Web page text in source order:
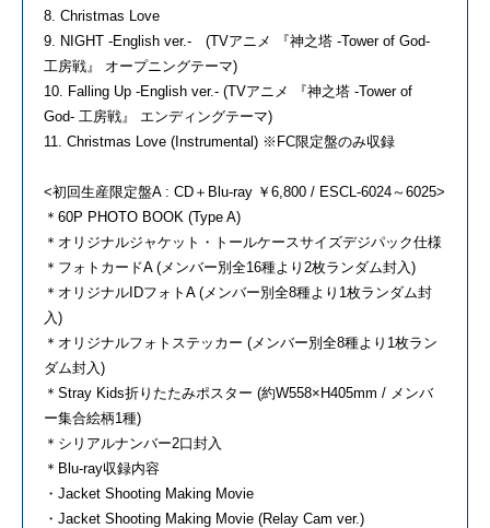
8. Christmas Love
9. NIGHT -English ver.- (TVアニメ 『神之塔 -Tower of God-
工房戦』 オープニングテーマ)
10. Falling Up -English ver.- (TVアニメ 『神之塔 -Tower of
God- 工房戦』 エンディングテーマ)
11. Christmas Love (Instrumental) ※FC限定盤のみ収録
<初回生産限定盤A : CD＋Blu-ray ￥6,800 / ESCL-6024～6025>
＊60P PHOTO BOOK (Type A)
＊オリジナルジャケット・トールケースサイズデジパック仕様
＊フォトカードA (メンバー別全16種より2枚ランダム封入)
＊オリジナルIDフォトA (メンバー別全8種より1枚ランダム封
入)
＊オリジナルフォトステッカー (メンバー別全8種より1枚ラン
ダム封入)
＊Stray Kids折りたたみポスター (約W558×H405mm / メンバ
ー集合絵柄1種)
＊シリアルナンバー2口封入
＊Blu-ray収録内容
・Jacket Shooting Making Movie
・Jacket Shooting Making Movie (Relay Cam ver.)